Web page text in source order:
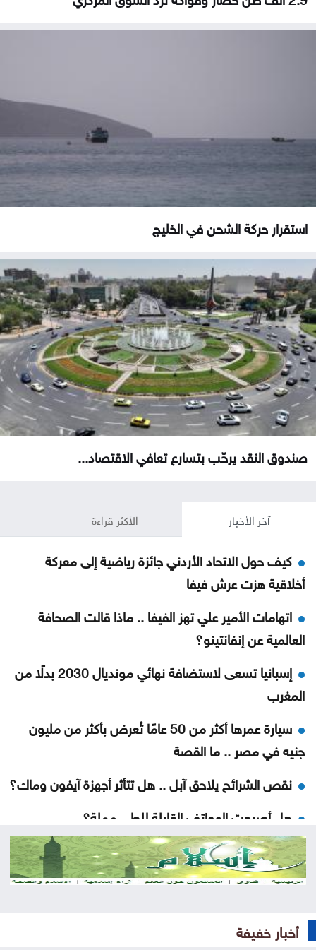
استقرار حركة الشحن في الخليج
صندوق النقد يرحّب بتسارع تعافي الاقتصاد...
آخر الأخبار الأكثر قراءة
كيف حول الاتحاد الأردني جائزة رياضية إلى معركة
أخلاقية هزت عرش فيفا
اتهامات الأمير علي تهز الفيفا .. ماذا قالت الصحافة
العالمية عن إنفانتينو؟
إسبانيا تسعى لاستضافة نهائي مونديال 2030 بدلًا من
المغرب
سيارة عمرها أكثر من 50 عامًا تُعرض بأكثر من مليون
جنيه في مصر .. ما القصة
نقص الشرائح يلاحق آبل .. هل تتأثر أجهزة آيفون وماك؟
هل أصبحت الهواتف القابلة للطي مملة؟
5 إشارات قد يرسلها القلب قبل الجلطة .. لا تتجاهلها
العدو الخفي للمسافرين .. لماذا يرهقك اختلاف التوقيت
الراحة
أخبار خفيفة